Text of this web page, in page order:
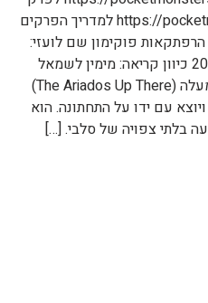
הבא: https://pocketmonsters.co.il/?p=29434 למדריך הפרקים
פוקימון שם לועזי:
Pokemon Adventures שנה: 2001 כיוון קריאה: מימין לשמאל
מספר: 104 שם: אריאדוס שם למעלה (The Ariados Up There)
עם ידו על התחתונה. הוא
בלתי צפויה של סלבי. […]